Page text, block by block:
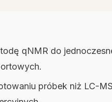
qNMR do
próbek niż LC-